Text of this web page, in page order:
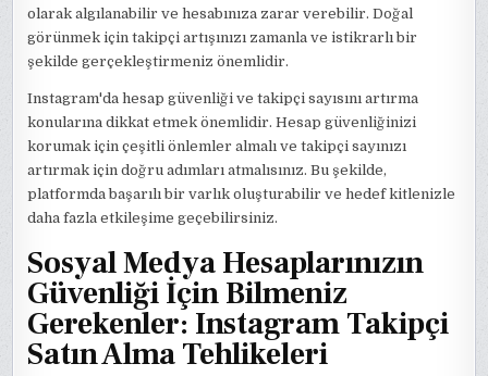
olarak algılanabilir ve hesabınıza zarar verebilir. Doğal
görünmek için takipçi artışınızı zamanla ve istikrarlı bir
şekilde gerçekleştirmeniz önemlidir.
Instagram'da hesap güvenliği ve takipçi sayısını artırma
konularına dikkat etmek önemlidir. Hesap güvenliğinizi
korumak için çeşitli önlemler almalı ve takipçi sayınızı
artırmak için doğru adımları atmalısınız. Bu şekilde,
platformda başarılı bir varlık oluşturabilir ve hedef kitlenizle
daha fazla etkileşime geçebilirsiniz.
Sosyal Medya Hesaplarınızın
Güvenliği İçin Bilmeniz
Gerekenler: Instagram Takipçi
Satın Alma Tehlikeleri